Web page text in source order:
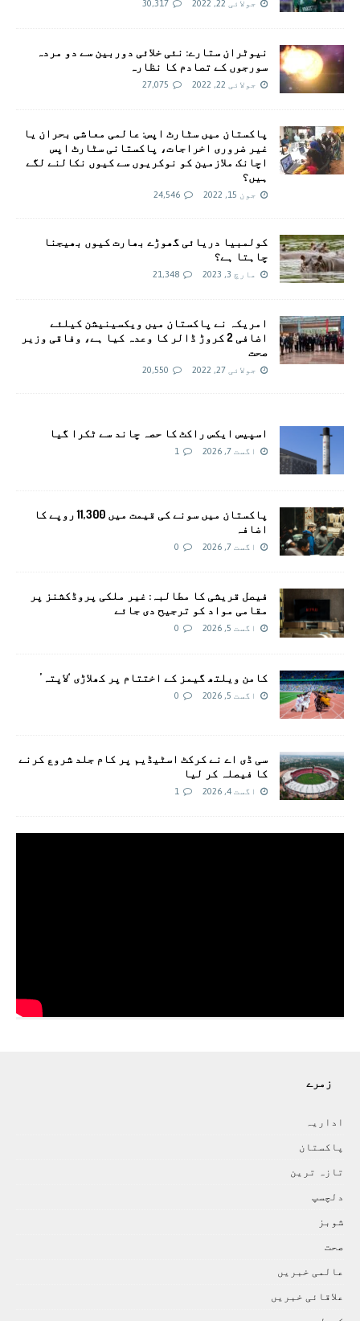
جولائی 22, 2022 30,317
نیوٹران ستارے: نئی خلائی دوربین سے دو مردہ
سورجوں کے تصادم کا نظارہ
جولائی 22, 2022 27,075
پاکستان میں سٹارٹ اپس: عالمی معاشی بحران یا
غیر ضروری اخراجات، پاکستانی سٹارٹ اپس
اچانک ملازمین کو نوکریوں سے کیوں نکالنے لگے
ہیں؟
جون 15, 2022 24,546
کولمبیا دریائی گھوڑے بھارت کیوں بھیجنا
چاہتا ہے؟
مارچ 3, 2023 21,348
امريکہ نے پاکستان میں ویکسینیشن کیلئے
اضافی 2 کروڑ ڈالر کا وعدہ کیا ہے، وفاقی وزیر
صحت
جولائی 27, 2022 20,550
اسپیس ایکس راکٹ کا حصہ چاند سے ٹکرا گیا
اگست 7, 2026 1
پاکستان میں سونے کی قیمت میں 11,300 روپے کا
اضافہ
اگست 7, 2026 0
فیصل قریشی کا مطالبہ: غیر ملکی پروڈکشنز پر
مقامی مواد کو ترجیح دی جائے
اگست 5, 2026 0
کامن ویلتھ گیمز کے اختتام پر کھلاڑی ‘لاپتہ’
اگست 5, 2026 0
سی ڈی اے نے کرکٹ اسٹیڈیم پر کام جلد شروع کرنے
کا فیصلہ کر لیا
اگست 4, 2026 1
زمرے
اداريہ
پاکستان
تازہ ترين
دلچسپ
شوبز
صحت
عالمی خبريں
علاقائی خبريں